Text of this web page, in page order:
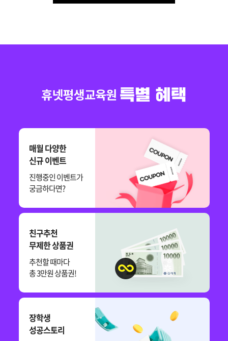
매월 다양한
신규 이벤트
진행중인 이벤트가
궁금하다면?
친구추천
무제한 상품권
추천할 때마다
총 3만원 상품권!
장학생
성공스토리